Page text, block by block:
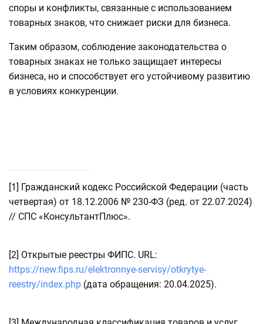
споры и конфликты, связанные с использованием
товарных знаков, что снижает риски для бизнеса.
Таким образом, соблюдение законодательства о
товарных знаках не только защищает интересы
бизнеса, но и способствует его устойчивому развитию
в условиях конкуренции.
[1] Гражданский кодекс Российской Федерации (часть
четвертая) от 18.12.2006 № 230-ФЗ (ред. от 22.07.2024)
// СПС «КонсультантПлюс».
[2] Открытые реестры ФИПС. URL:
https://new.fips.ru/elektronnye-servisy/otkrytye-
reestry/index.php (дата обращения: 20.04.2025).